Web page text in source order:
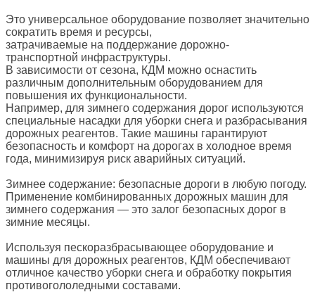
Это универсальное оборудование позволяет значительно
сократить время и ресурсы,
затрачиваемые на поддержание дорожно-
транспортной инфраструктуры.
В зависимости от сезона, КДМ можно оснастить
различным дополнительным оборудованием для
повышения их функциональности.
Например, для зимнего содержания дорог используются
специальные насадки для уборки снега и разбрасывания
дорожных реагентов. Такие машины гарантируют
безопасность и комфорт на дорогах в холодное время
года, минимизируя риск аварийных ситуаций.
Зимнее содержание: безопасные дороги в любую погоду.
Применение комбинированных дорожных машин для
зимнего содержания — это залог безопасных дорог в
зимние месяцы.
Используя пескоразбрасывающее оборудование и
машины для дорожных реагентов, КДМ обеспечивают
отличное качество уборки снега и обработку покрытия
противогололедными составами.